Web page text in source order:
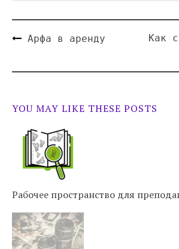
Арфа в аренду
Как
YOU MAY LIKE THESE POSTS
Рабочее пространство для